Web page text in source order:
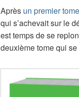
Après un premier tome
qui s’achevait sur le
est temps de se
deuxième tome qui